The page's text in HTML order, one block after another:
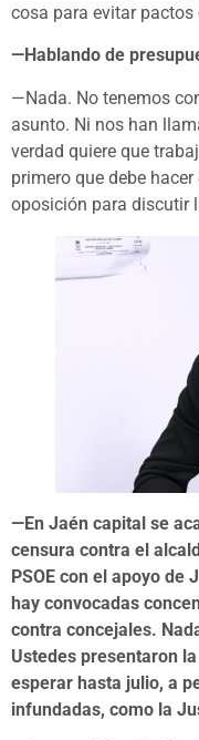
cosa para evitar
—Hablando de
—Nada. No tenemos
asunto. Ni nos han
verdad quiere que
primero que debe
oposición para discutir
—En Jaén capital se
censura contra el
PSOE con el apoyo de
hay convocadas
contra concejales.
Ustedes presentaron
esperar hasta julio, a
infundadas, como la